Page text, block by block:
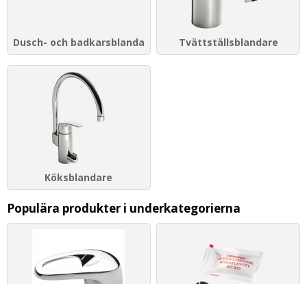
Dusch- och badkarsblandare Tvättställsblandare
Köksblandare
Populära produkter i underkategorierna